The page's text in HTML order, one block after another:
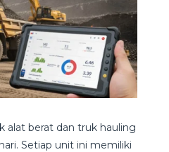
alat berat dan truk hauling
Setiap unit ini memiliki